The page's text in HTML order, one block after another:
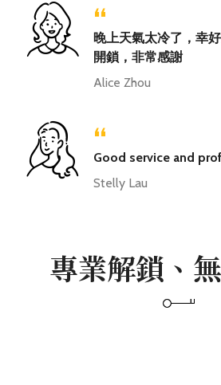
“
晚上天氣太冷了，幸
開鎖，非常感謝
Alice Zhou
“
Good service and
Stelly Lau
專業解鎖、